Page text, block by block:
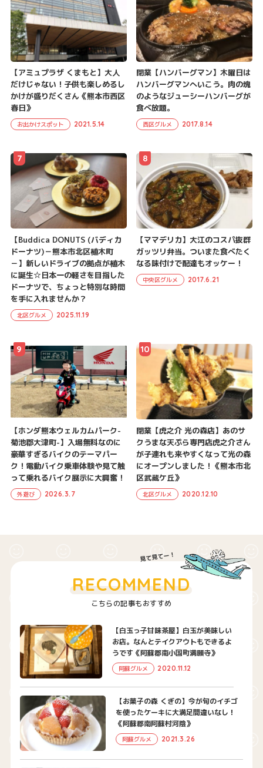
【アミュプラザ くまもと】大人
だけじゃない！子供も楽しめるし
かけが盛りだくさん《熊本市西区
春日》
お出かけスポット 2021.5.14
閉業【ハンバーグマン】木曜日は
ハンバーグマンへいこう。肉の塊
のようなジューシーハンバーグが
食べ放題。
西区グルメ 2017.8.14
【Buddica DONUTS (バディカ
ドーナツ)－熊本市北区植木町
－】新しいドライブの拠点が植木
に誕生☆日本一の軽さを目指した
ドーナツで、ちょっと特別な時間
を手に入れませんか？
北区グルメ 2025.11.19
7
【ママデリカ】大江のコスパ抜群
ガッツリ弁当。ついまた食べたく
なる味付けで配達もオッケー！
中央区グルメ 2017.6.21
8
【ホンダ熊本ウェルカムパーク-
菊池郡大津町-】入場無料なのに
豪華すぎるバイクのテーマパー
ク！電動バイク乗車体験や見て触
って乗れるバイク展示に大興奮！
外遊び 2026.3.7
9
閉業【虎之介 光の森店】あのサ
クうまな天ぷら専門店虎之介さん
が子連れも来やすくなって光の森
にオープンしました！《熊本市北
区武蔵ケ丘》
北区グルメ 2020.12.10
10
こちらの記事もおすすめ
RECOMMEND
【白玉っ子甘味茶屋】白玉が美味しい
お店。なんとテイクアウトもできるよ
うです《阿蘇郡南小国町満願寺》
阿蘇グルメ 2020.11.12
【お菓子の森 くぎの】今が旬のイチゴ
を使ったケーキに大満足間違いなし！
《阿蘇郡南阿蘇村河陰》
阿蘇グルメ 2021.3.26